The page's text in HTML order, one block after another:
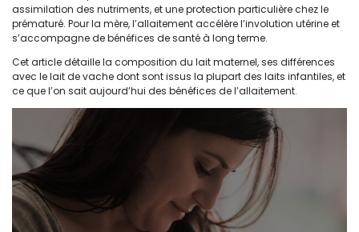
assimilation des nutriments, et une protection particulière chez le
prématuré. Pour la mère, l’allaitement accélère l’involution utérine et
s’accompagne de bénéfices de santé à long terme.
Cet article détaille la composition du lait maternel, ses différences
avec le lait de vache dont sont issus la plupart des laits infantiles, et
ce que l’on sait aujourd’hui des bénéfices de l’allaitement.